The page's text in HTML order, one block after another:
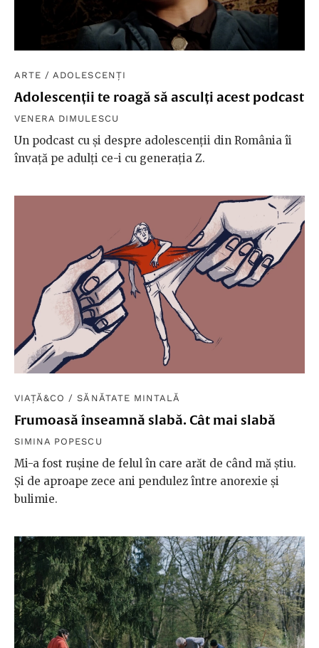
ARTE /ADOLESCENȚI
Adolescenții te roagă să asculți acest podcast
VENERA DIMULESCU
Un podcast cu și despre adolescenții din România îi
învață pe adulți ce-i cu generația Z.
VIAȚĂ&CO /SĂNĂTATE MINTALĂ
Frumoasă înseamnă slabă. Cât mai slabă
SIMINA POPESCU
Mi-a fost rușine de felul în care arăt de când mă știu.
Și de aproape zece ani pendulez între anorexie și
bulimie.